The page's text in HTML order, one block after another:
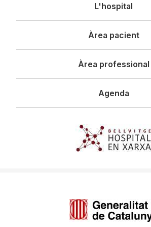
principal
L'hospital
Àrea pacient
Àrea professional
Agenda